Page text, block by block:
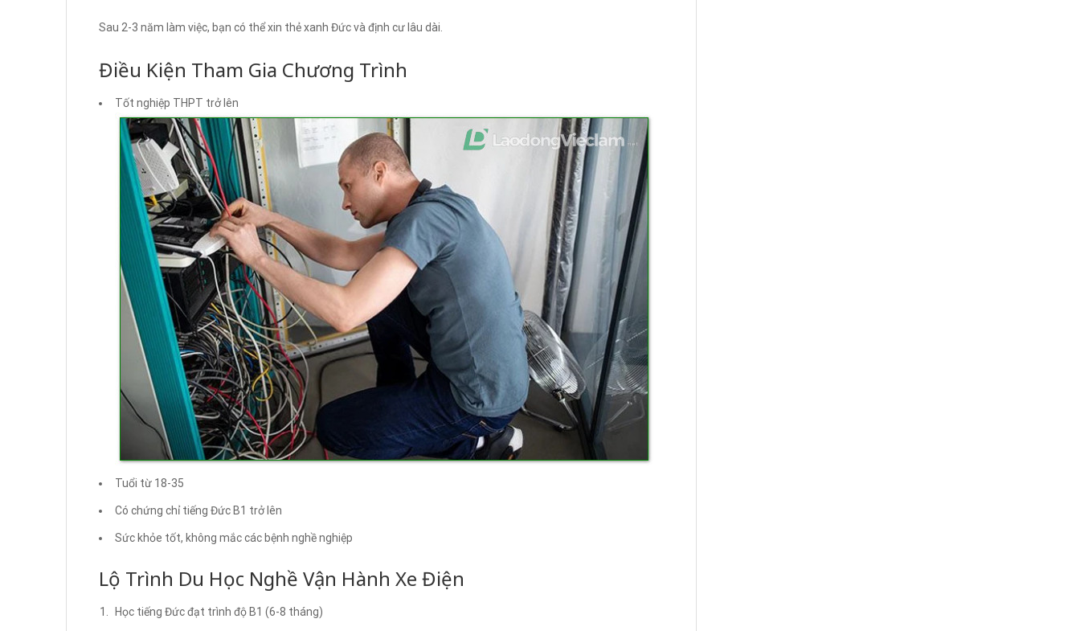
Sau 2-3 năm làm việc, bạn có thể xin thẻ xanh Đức và định cư lâu dài.
Điều Kiện Tham Gia Chương Trình
Tốt nghiệp THPT trở lên
Tuổi từ 18-35
Có chứng chỉ tiếng Đức B1 trở lên
Sức khỏe tốt, không mắc các bệnh nghề nghiệp
Lộ Trình Du Học Nghề Vận Hành Xe Điện
Học tiếng Đức đạt trình độ B1 (6-8 tháng)